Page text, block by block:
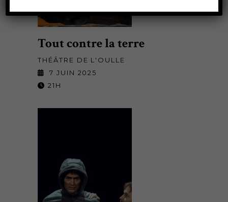
Tout contre la terre
THÉÂTRE DE L'OULLE
7 JUIN 2025
21H